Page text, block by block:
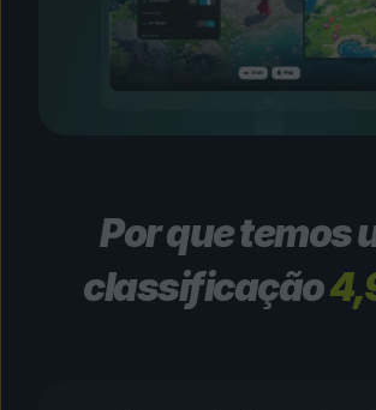
Por que temos
classificação